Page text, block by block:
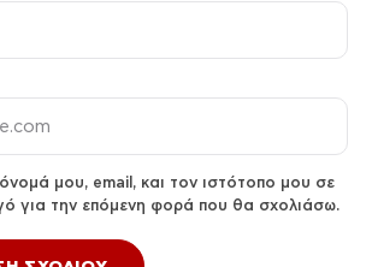
μου, email, και τον ιστότοπο μου σε
για την επόμενη φορά που θα σχολιάσω.